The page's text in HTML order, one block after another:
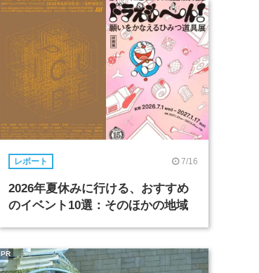
レポート 7/16
2026年夏休みに行ける、おすすめ
のイベント10選：そのほかの地域
PR